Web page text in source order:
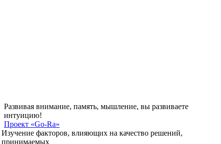
Развивая внимание, память, мышление, вы развиваете
интуицию!
Проект «Go-Ra»
Изучение факторов, влияющих на качество решений,
принимаемых